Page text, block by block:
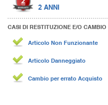
2 ANNI
CASI DI RESTITUZIONE E/O
Articolo Non Funzionante
Articolo Danneggiato
Cambio per errato Acquisto